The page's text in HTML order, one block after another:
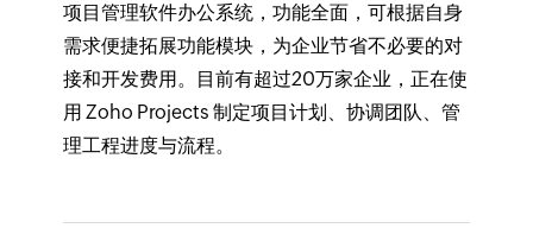
项目管理软件办公系统，功能全面，可根据自身
需求便捷拓展功能模块，为企业节省不必要的对
接和开发费用。目前有超过20万家企业，正在使
用 Zoho Projects 制定项目计划、协调团队、管
理工程进度与流程。